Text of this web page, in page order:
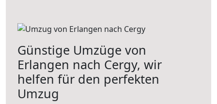
Günstige Umzüge von
Erlangen nach Cergy, wir
helfen für den perfekten
Umzug